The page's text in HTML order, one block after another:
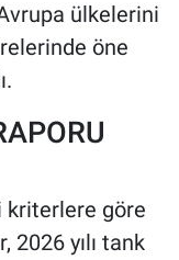
ülkelerini
öne
kriterlere göre
2026 yılı tank